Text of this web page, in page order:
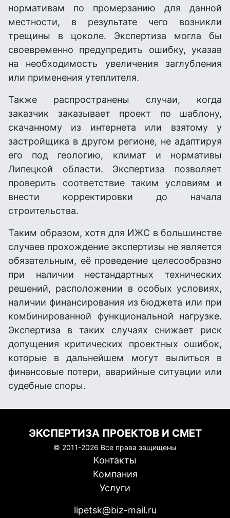
нормативам по промерзанию для данной
местности, в результате чего возникли
трещины в цоколе. Экспертиза могла бы
своевременно предупредить ошибку, указав
на необходимость увеличения заглубления
или применения утеплителя.
Также распространены случаи, когда
заказчик заказывает проект по шаблону,
скачанному из интернета или взятому у
застройщика в другом регионе, не адаптируя
его под геологию, климат и нормативы
Липецкой области. Экспертиза позволяет
проверить соответствие таким условиям и
внести корректировки до начала
строительства.
Таким образом, хотя для ИЖС в большинстве
случаев прохождение экспертизы не является
обязательным, её проведение целесообразно
при наличии нестандартных технических
решений, расположении в особых условиях,
наличии финансирования из бюджета или при
комбинированной функциональной нагрузке.
Экспертиза в таких случаях снижает риск
допущения критических проектных ошибок,
которые в дальнейшем могут вылиться в
финансовые потери, аварийные ситуации или
судебные споры.
ЭКСПЕРТИЗА ПРОЕКТОВ И СМЕТ
© 2011-2026 Все права защищены
Контакты
Компания
Услуги
lipetsk@biz-mail.ru